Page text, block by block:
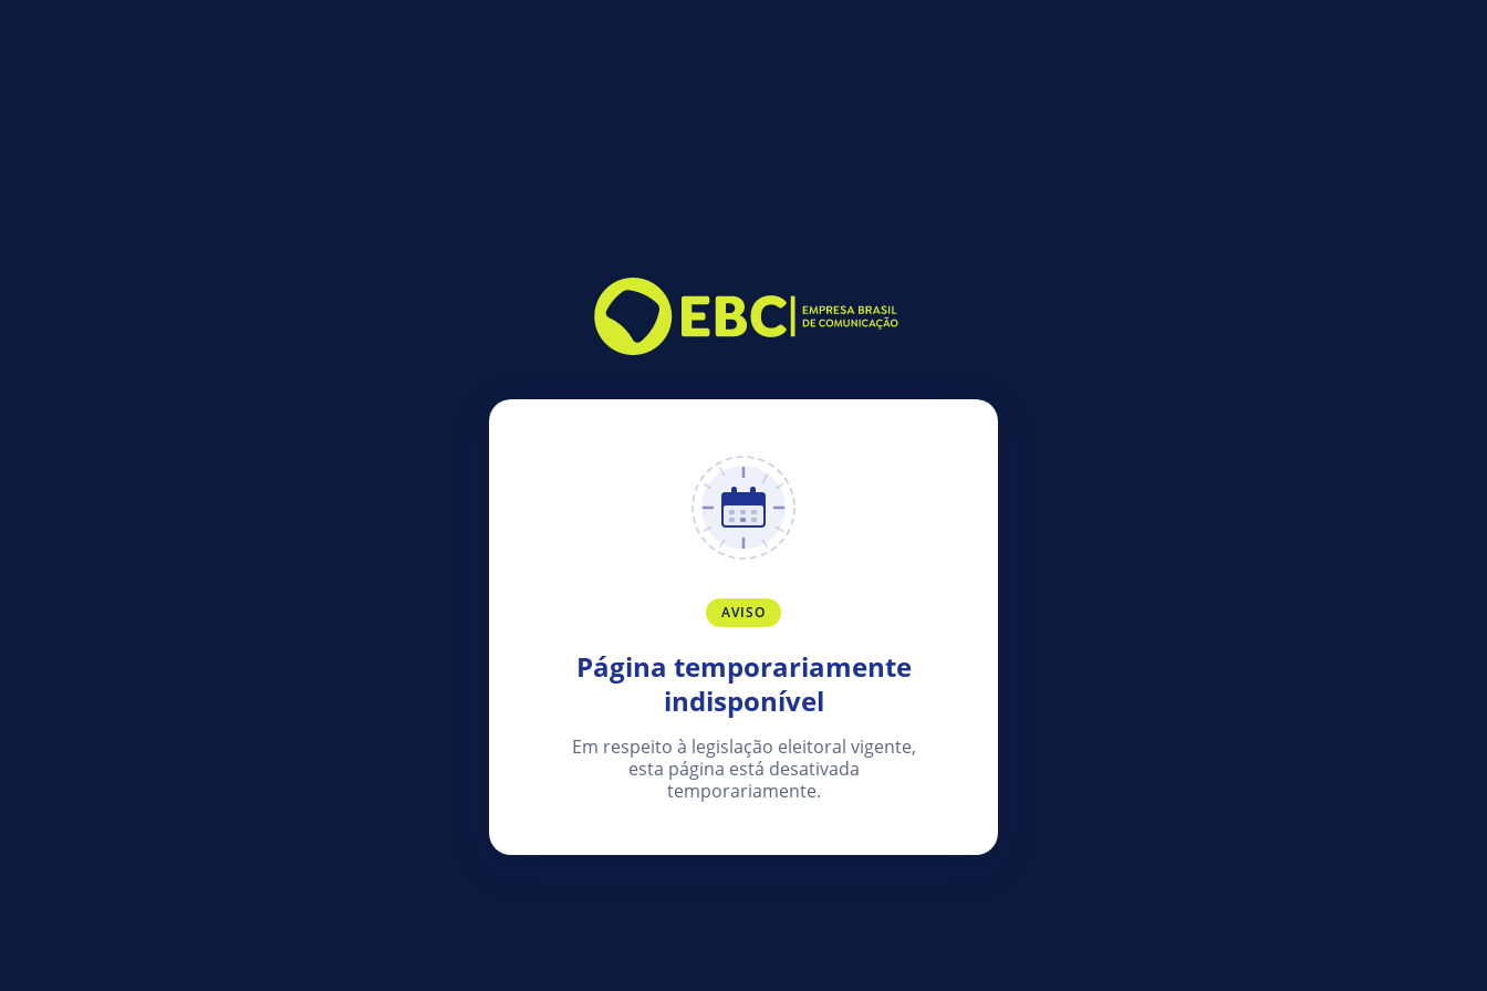
AVISO
Página temporariamente
indisponível
Em respeito à legislação eleitoral vigente,
esta página está desativada
temporariamente.